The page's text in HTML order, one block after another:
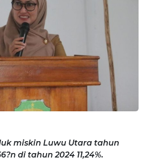
miskin Luwu Utara tahun
di tahun 2024 11,24%.